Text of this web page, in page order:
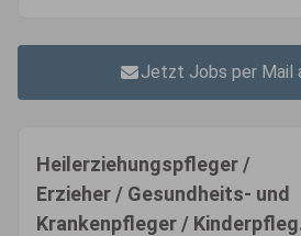
Jetzt Jobs per Mail
Heilerziehungspfleger /
Erzieher / Gesundheits- und
Krankenpfleger /